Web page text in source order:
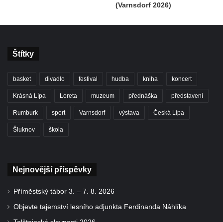
(Varnsdorf 2026)
Štítky
basket divadlo festival hudba kniha koncert
Krásná Lípa Loreta muzeum přednáška představení
Rumburk sport Varnsdorf výstava Česká Lípa
Šluknov škola
Nejnovější příspěvky
Příměstský tábor 3. – 7. 8. 2026
Objevte tajemství lesního adjunkta Ferdinanda Náhlíka